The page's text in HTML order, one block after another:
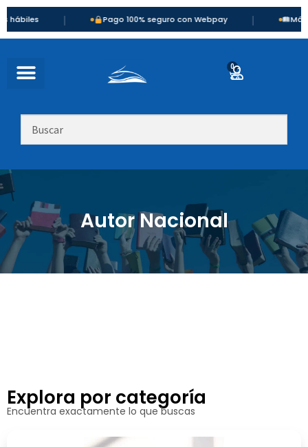
Pago 100% seguro con Webpay Más
0
Autor Nacional
Explora por categoría
Encuentra exactamente lo que buscas